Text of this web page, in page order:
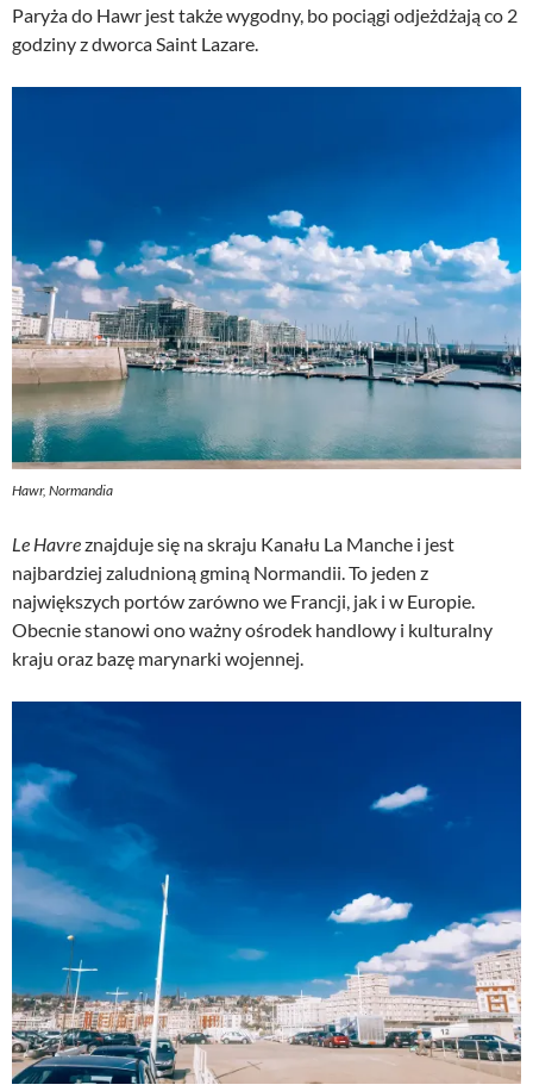
Paryża do Hawr jest także wygodny, bo pociągi odjeżdżają co 2
godziny z dworca Saint Lazare.
Hawr, Normandia
Le Havreznajduje się na skraju Kanału La Manche i jest
najbardziej zaludnioną gminą Normandii. To jeden z
największych portów zarówno we Francji, jak i w Europie.
Obecnie stanowi ono ważny ośrodek handlowy i kulturalny
kraju oraz bazę marynarki wojennej.